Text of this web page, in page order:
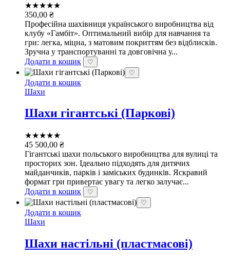
★★★★★
350,00 ₴
Професійна шахівниця українського виробництва від
клубу «Гамбіт». Оптимальний вибір для навчання та
гри: легка, міцна, з матовим покриттям без відблисків.
Зручна у транспортуванні та довговічна у...
Додати в кошик
♡
♡
Додати в кошик
Шахи
Шахи гігантські (Паркові)
★★★★★
45 500,00 ₴
Гігантські шахи польського виробництва для вулиці та
просторих зон. Ідеально підходять для дитячих
майданчиків, парків і заміських будинків. Яскравий
формат гри привертає увагу та легко залучає...
Додати в кошик
♡
♡
Додати в кошик
Шахи
Шахи настільні (пластмасові)